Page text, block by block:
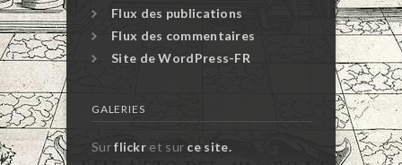
Flux des publications
Flux des commentaires
Site de WordPress-FR
GALERIES
Surflickr et sur ce site.